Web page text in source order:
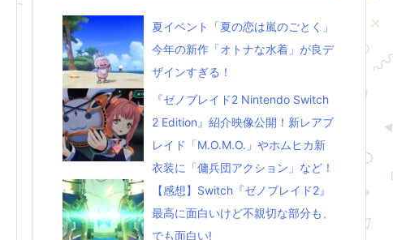
夏イベント「夏の恋は嵐のごとく」
今年の新作「オトナな水着」が良デ
ザインすぎる！
『ゼノブレイド2 Nintendo Switch
2 Edition』紹介映像公開！新レアブ
レイド「M.O.M.O.」やホムヒカ新
衣装に「傭兵団アクション」など！
【感想】Switch『ゼノブレイド2』
最高に面白いけど不親切な部分も、
でも面白い!